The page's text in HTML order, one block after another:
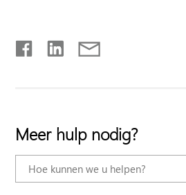
Meer hulp nodig?